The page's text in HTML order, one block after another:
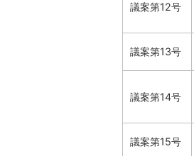
議案第12号
議案第13号
議案第14号
議案第15号